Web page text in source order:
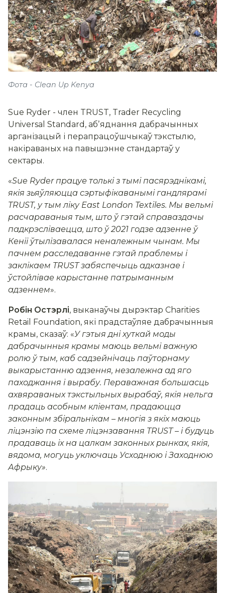
Фота - Clean Up Kenya
Sue Ryder - член TRUST, Trader Recycling
Universal Standard, абʼяднання дабрачынных
арганізацый і перапрацоўшчыкаў тэкстылю,
накіраваных на павышэнне стандартаў у
сектары.
«Sue Ryder працуе толькі з тымі пасярэднікамі,
якія зьяўляюцца сэртыфікаванымі гандлярамі
TRUST, у тым ліку East London Textiles. Мы вельмі
расчараваныя тым, што ў гэтай справаздачы
падкрэсліваецца, што ў 2021 годзе адзенне ў
Кеніі ўтылізавалася неналежным чынам. Мы
пачнем расследаванне гэтай праблемы і
заклікаем TRUST забяспечыць адказнае і
ўстойлівае карыстанне патрыманным
адзеннем».
Робін Остэрлі, выканаўчы дырэктар Charities
Retail Foundation, які прадстаўляе дабрачынныя
крамы, сказаў: «У гэтыя дні хуткай моды
дабрачынныя крамы маюць вельмі важную
ролю ў тым, каб садзейнічаць паўторнаму
выкарыстанню адзення, незалежна ад яго
паходжання і вырабу. Пераважная большасць
ахвяраваных тэкстыльных вырабаў, якія нельга
прадаць асобным кліентам, прадаюцца
законным збіральнікам – многія з якіх маюць
ліцэнзію па схеме ліцэнзавання TRUST – і будуць
прадаваць іх на цалкам законных рынках, якія,
вядома, могуць уключаць Усходнюю і Заходнюю
Афрыку».